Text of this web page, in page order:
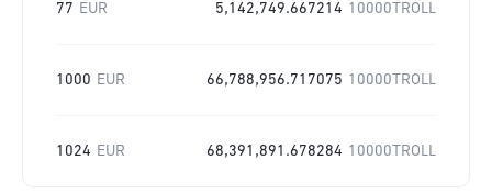
77 EUR 5,142,749.667214 10000TROLL
1000 EUR 66,788,956.717075 10000TROLL
1024 EUR 68,391,891.678284 10000TROLL